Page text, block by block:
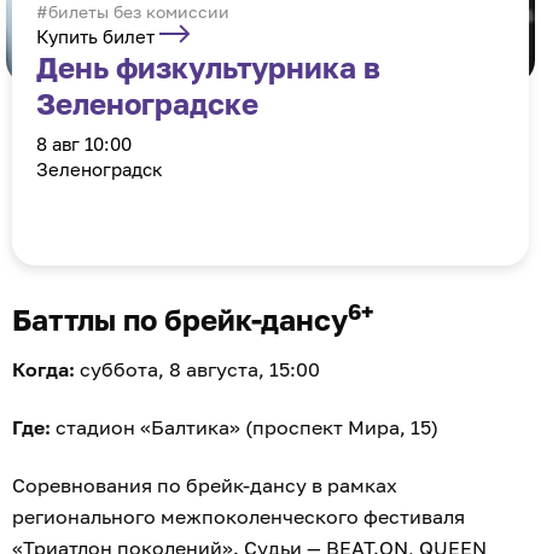
#билеты без комиссии
Купить билет
День физкультурника в
Зеленоградске
8 авг 10:00
Зеленоградск
Баттлы по брейк-дансу6+
Когда: суббота, 8 августа, 15:00
Где: стадион «Балтика» (проспект Мира, 15)
Соревнования по брейк-дансу в рамках
регионального межпоколенческого фестиваля
«Триатлон поколений». Судьи — BEAT.ON, QUEEN